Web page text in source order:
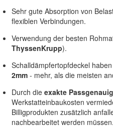
Sehr gute Absorption von
flexiblen Verbindungen.
Verwendung der besten
ThyssenKrupp).
Schalldämpfertopfdeckel
2mm- mehr, als die meisten
Durch dieexakte
Werkstatteinbaukosten
Billigprodukten zusätzlich
nachbearbeitet werden müssen.